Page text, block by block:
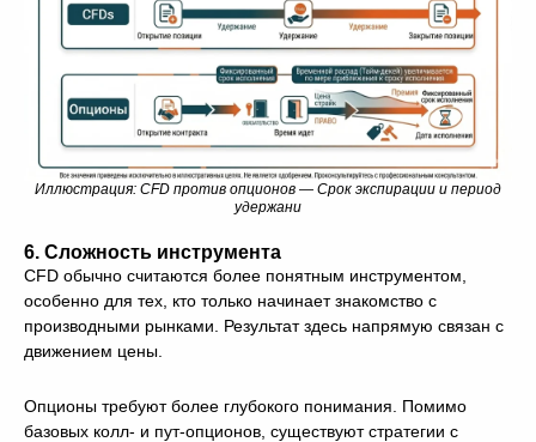
Иллюстрация: CFD против опционов — Срок экспирации и период
удержани
6. Сложность инструмента
CFD обычно считаются более понятным инструментом,
особенно для тех, кто только начинает знакомство с
производными рынками. Результат здесь напрямую связан с
движением цены.
Опционы требуют более глубокого понимания. Помимо
базовых колл- и пут-опционов, существуют стратегии с